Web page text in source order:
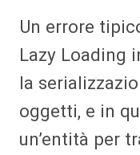
Un errore
Lazy Loading
la
oggetti, e in
un’entità per